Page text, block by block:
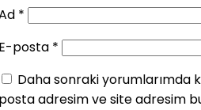
*
posta *
Daha sonraki yorumlarımda
adresim ve site adresim